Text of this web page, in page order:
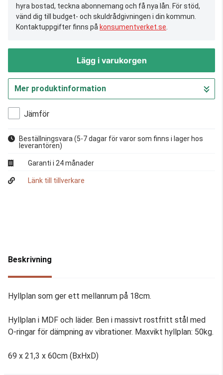
hyra bostad, teckna abonnemang och få nya lån. För stöd,
vänd dig till budget- och skuldrådgivningen i din kommun.
Kontaktuppgifter finns på konsumentverket.se
Lägg i varukorgen
Gå till kassan
Mer produktinformation
Jämför
Beställningsvara (5-7 dagar för varor som finns i lager hos
leverantören)
Garanti i 24 månader
Länk till tillverkare
Beskrivning
Hyllplan som ger ett mellanrum på 18cm.
Hyllplan i MDF och läder. Ben i massivt rostfritt stål med
O-ringar för dämpning av vibrationer. Maxvikt hyllplan: 50kg.
69 x 21,3 x 60cm (BxHxD)